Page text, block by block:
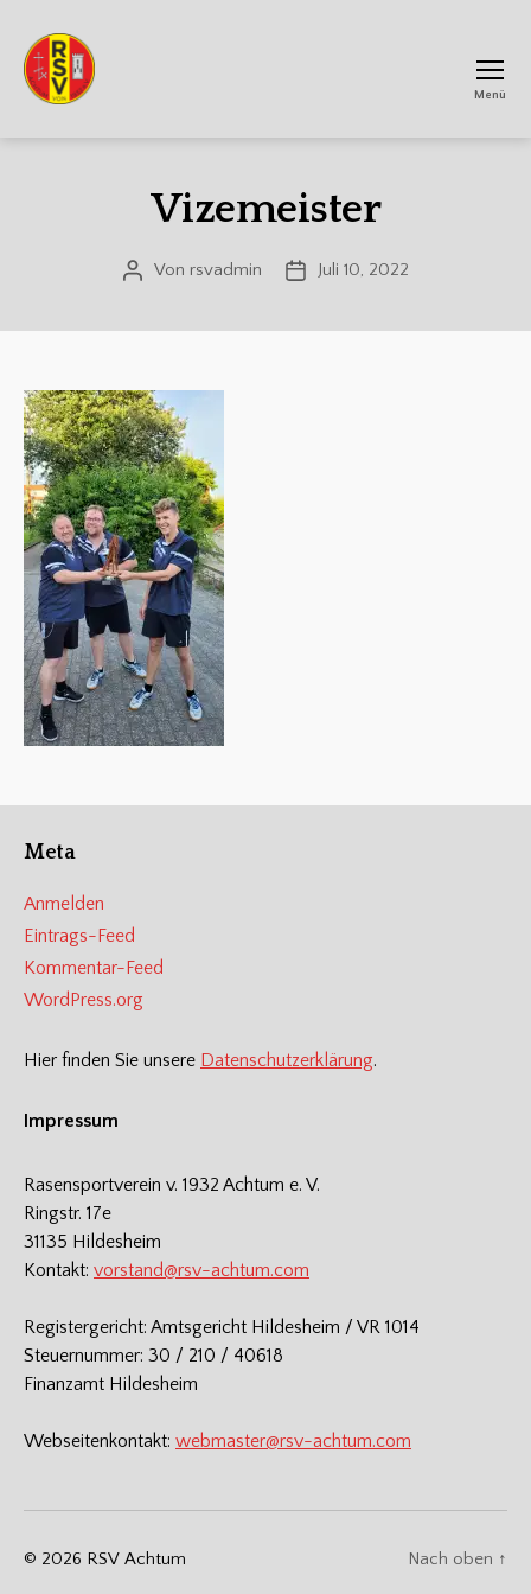
Menü
Vizemeister
Beitragsautor
Von rsvadmin Veröffentlichungsdatum
Juli 10, 2022
Meta
Anmelden
Eintrags-Feed
Kommentar-Feed
WordPress.org
Hier finden Sie unsere Datenschutzerklärung.
Impressum
Rasensportverein v. 1932 Achtum e. V.
Ringstr. 17e
31135 Hildesheim
Kontakt: vorstand@rsv-achtum.com
Registergericht: Amtsgericht Hildesheim / VR 1014
Steuernummer: 30 / 210 / 40618
Finanzamt Hildesheim
Webseitenkontakt: webmaster@rsv-achtum.com
© 2026 RSV Achtum Nach oben ↑